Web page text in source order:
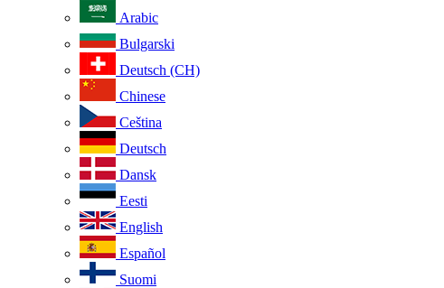
Arabic
Bulgarski
Deutsch (CH)
Chinese
Ceština
Deutsch
Dansk
Eesti
English
Español
Suomi